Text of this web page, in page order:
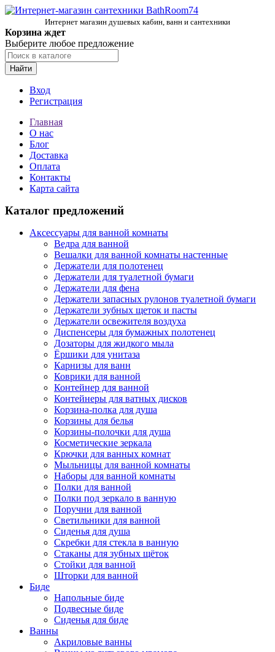
Интернет магазин душевых кабин, ванн и сантехники
Корзина ждет
Выберите любое предложение
Найти
Вход
Регистрация
Главная
О нас
Блог
Доставка
Оплата
Контакты
Карта сайта
Каталог предложений
Аксессуары для ванной комнаты
Ведра для ванной
Вешалки для ванной комнаты настенные
Держатели для полотенец
Держатели для туалетной бумаги
Держатели для фена
Держатели запасных рулонов туалетной бумаги
Держатели зубных щеток и пасты
Держатели освежителя воздуха
Диспенсеры для бумажных полотенец
Дозаторы для жидкого мыла
Ёршики для унитаза
Карнизы для ванн
Коврики для ванной
Контейнер для ванной
Контейнеры для ватных дисков
Корзина-полка для душа
Корзины для белья
Корзины-полочки для душа
Косметические зеркала
Крючки для ванных комнат
Мыльницы для ванной комнаты
Наборы для ванной комнаты
Полки для ванной
Полки под зеркало в ванную
Поручни для ванной
Светильники для ванной
Сиденья для душа
Скребки для стекла в ванную
Стаканы для зубных щёток
Стойки для ванной
Шторки для ванной
Биде
Напольные биде
Подвесные биде
Сиденья для биде
Ванны
Акриловые ванны